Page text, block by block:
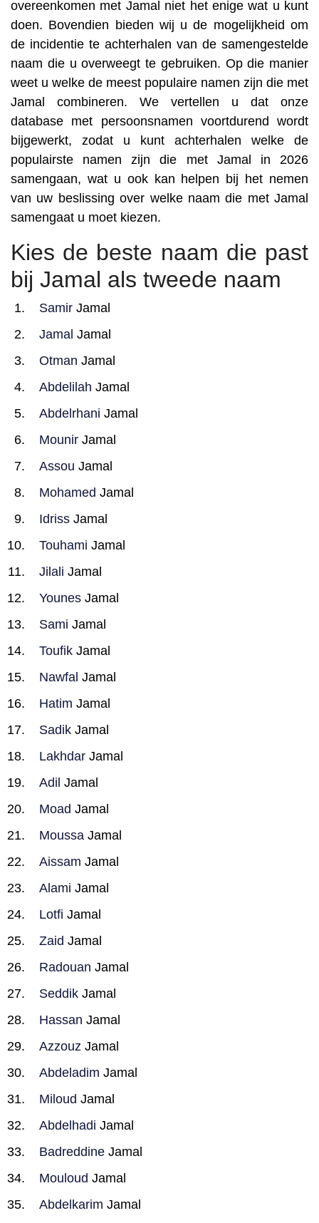
overeenkomen met Jamal niet het enige wat u kunt
doen. Bovendien bieden wij u de mogelijkheid om
de incidentie te achterhalen van de samengestelde
naam die u overweegt te gebruiken. Op die manier
weet u welke de meest populaire namen zijn die met
Jamal combineren. We vertellen u dat onze
database met persoonsnamen voortdurend wordt
bijgewerkt, zodat u kunt achterhalen welke de
populairste namen zijn die met Jamal in 2026
samengaan, wat u ook kan helpen bij het nemen
van uw beslissing over welke naam die met Jamal
samengaat u moet kiezen.
Kies de beste naam die past
bij Jamal als tweede naam
Samir Jamal
Jamal Jamal
Otman Jamal
Abdelilah Jamal
Abdelrhani Jamal
Mounir Jamal
Assou Jamal
Mohamed Jamal
Idriss Jamal
Touhami Jamal
Jilali Jamal
Younes Jamal
Sami Jamal
Toufik Jamal
Nawfal Jamal
Hatim Jamal
Sadik Jamal
Lakhdar Jamal
Adil Jamal
Moad Jamal
Moussa Jamal
Aissam Jamal
Alami Jamal
Lotfi Jamal
Zaid Jamal
Radouan Jamal
Seddik Jamal
Hassan Jamal
Azzouz Jamal
Abdeladim Jamal
Miloud Jamal
Abdelhadi Jamal
Badreddine Jamal
Mouloud Jamal
Abdelkarim Jamal